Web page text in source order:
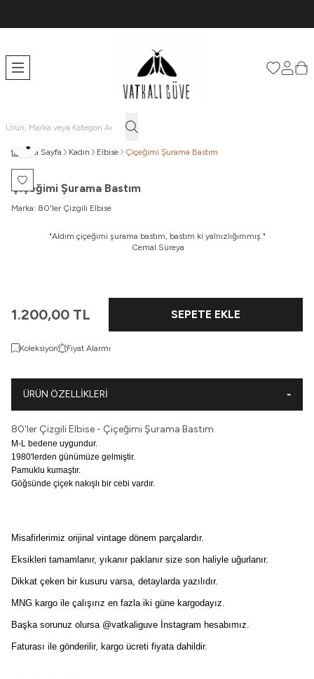
Favorilerim
Ana Sayfa Kadın Elbise Çiçeğimi Şurama Bastım
Favoriye Ekle
Paylaş
Çiçeğimi Şurama Bastım
Marka: 80'ler Çizgili Elbise
"Aldım çiçeğimi şurama bastım, bastım ki yalnızlığımmış."
Cemal Süreya
1.200,00 TL SEPETE EKLE
Koleksiyon Fiyat Alarmı
ÜRÜN ÖZELLIKLERI
80'ler Çizgili Elbise - Çiçeğimi Şurama Bastım
M-L bedene uygundur.
1980'lerden günümüze gelmiştir.
Pamuklu kumaştır.
Göğsünde çiçek nakışlı bir cebi vardır.
Misafirlerimiz orijinal vintage dönem parçalardır.
Eksikleri tamamlanır, yıkanır paklanır size son haliyle uğurlanır.
Dikkat çeken bir kusuru varsa, detaylarda yazılıdır.
MNG kargo ile çalışırız en fazla iki güne kargodayız.
Başka sorunuz olursa @vatkaliguve İnstagram hesabımız.
Faturası ile gönderilir, kargo ücreti fiyata dahildir.